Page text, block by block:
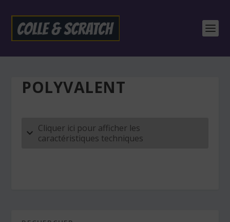
POLYVALENT
Cliquer ici pour afficher les
caractéristiques techniques